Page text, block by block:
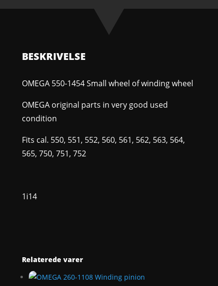
of
BESKRIVELSE
OMEGA 550-1454 Small wheel of winding wheel
OMEGA original parts in very good used
condition
Fits cal. 550, 551, 552, 560, 561, 562, 563, 564,
565, 750, 751, 752
1i14
Relaterede varer